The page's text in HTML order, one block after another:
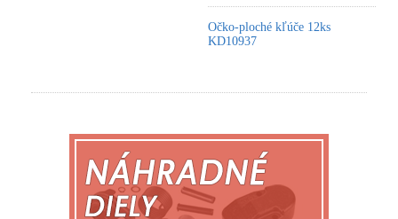
Očko-ploché kľúče 12ks
KD10937